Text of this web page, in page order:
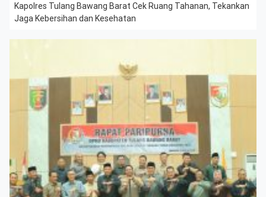
Kapolres Tulang Bawang Barat Cek Ruang Tahanan, Tekankan
Jaga Kebersihan dan Kesehatan